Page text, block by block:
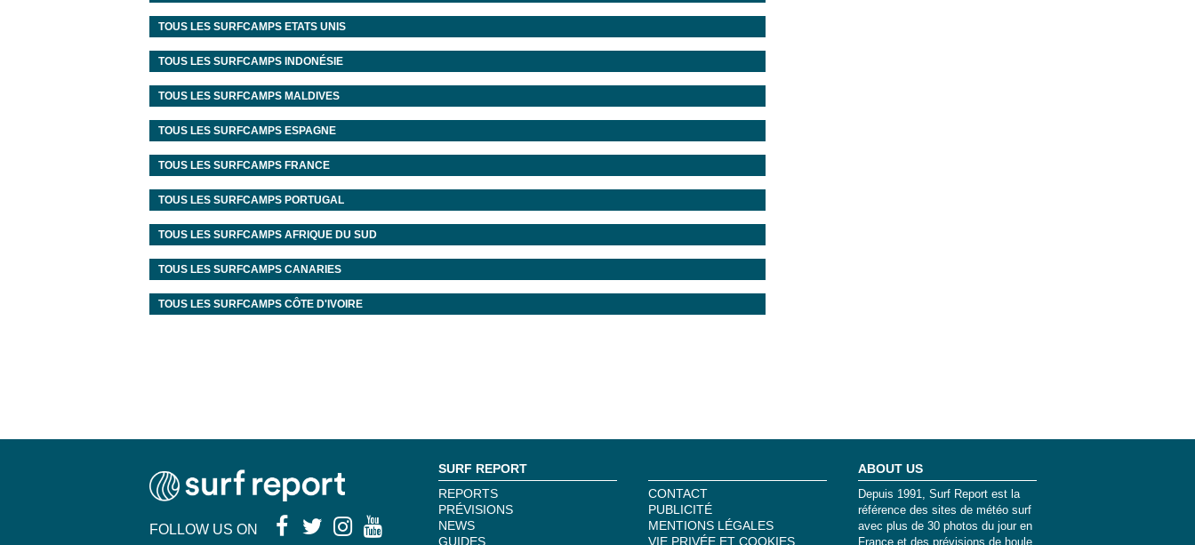
TOUS LES SURFCAMPS ETATS UNIS
TOUS LES SURFCAMPS INDONÉSIE
TOUS LES SURFCAMPS MALDIVES
TOUS LES SURFCAMPS ESPAGNE
TOUS LES SURFCAMPS FRANCE
TOUS LES SURFCAMPS PORTUGAL
TOUS LES SURFCAMPS AFRIQUE DU SUD
TOUS LES SURFCAMPS CANARIES
TOUS LES SURFCAMPS CÔTE D'IVOIRE
FOLLOW US ON
SURF REPORT
REPORTS
PRÉVISIONS
NEWS
GUIDES
CONTACT
PUBLICITÉ
MENTIONS LÉGALES
VIE PRIVÉE ET COOKIES
ABOUT US
Depuis 1991, Surf Report est la
référence des sites de météo surf
avec plus de 30 photos du jour en
France et des prévisions de houle